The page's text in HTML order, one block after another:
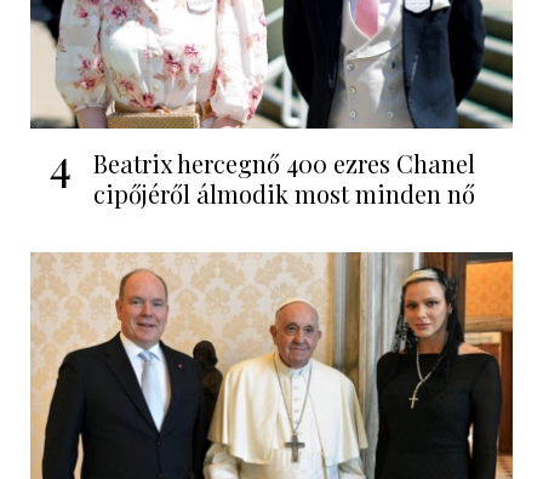
4
Beatrix hercegnő 400 ezres Chanel
cipőjéről álmodik most minden nő